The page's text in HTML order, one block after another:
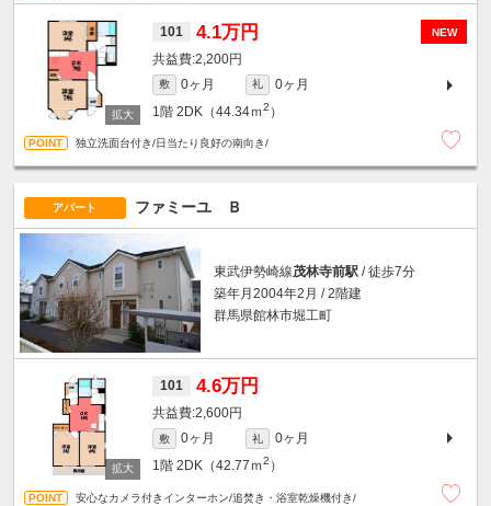
NEW
101 4.1万円
2,200円
敷 0ヶ月 礼
0ヶ月
1階 2DK（44.34ｍ2 ）
独立洗面台付き/日当たり良好の南向き/
アパート ファミーユ Ｂ
東武伊勢崎線茂林寺前駅 / 徒歩7分
築年月2004年2月 / 2階建
群馬県館林市堀工町
101 4.6万円
2,600円
敷 0ヶ月 礼
0ヶ月
1階 2DK（42.77ｍ2 ）
安心なカメラ付きインターホン/追焚き・浴室乾燥機付き/